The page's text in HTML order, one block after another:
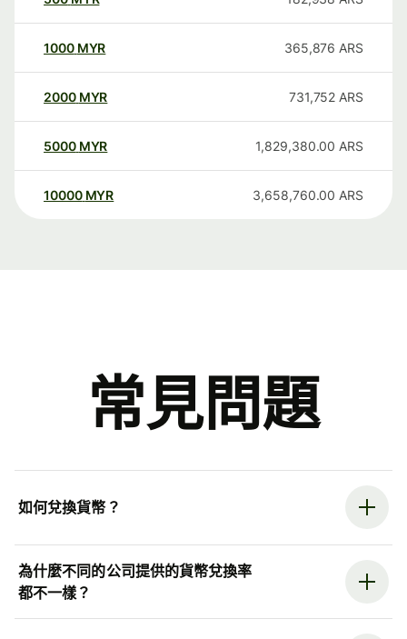
1000 MYR 365,876 ARS
2000 MYR 731,752 ARS
5000 MYR 1,829,380.00 ARS
10000 MYR 3,658,760.00 ARS
常見問題
如何兌換貨幣？
為什麼不同的公司提供的貨幣兌換率
都不一樣？